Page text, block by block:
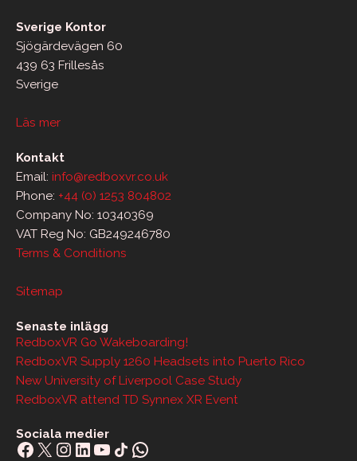
Sverige Kontor
Sjögärdevägen 60
439 63 Frillesås
Sverige
Läs mer
Kontakt
Email: info@redboxvr.co.uk
Phone: +44 (0) 1253 804802
Company No: 10340369
VAT Reg No: GB249246780
Terms & Conditions
Sitemap
Senaste inlägg
RedboxVR Go Wakeboarding!
RedboxVR Supply 1260 Headsets into Puerto Rico
New University of Liverpool Case Study
RedboxVR attend TD Synnex XR Event
Sociala medier
Facebook
X Instagram
LinkedIn
YouTube
Share IconWhatsApp